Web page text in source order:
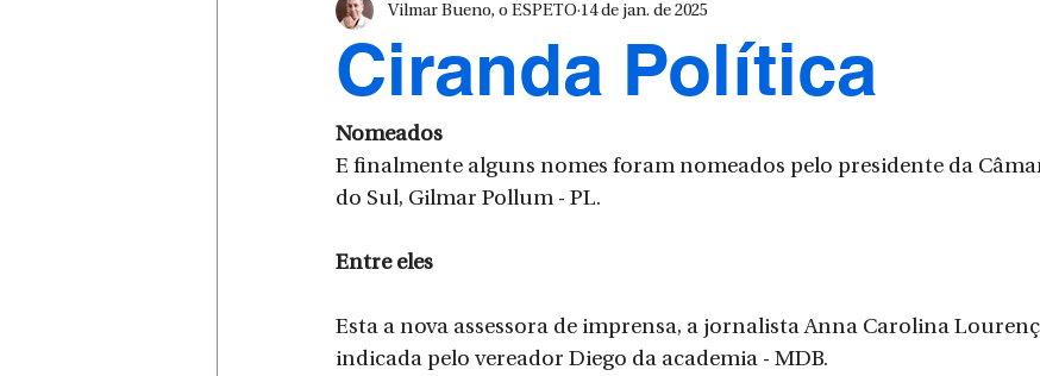
Ciranda Política
Vilmar Bueno, o ESPETO 14 de jan. de 2025
Nomeados
E finalmente alguns nomes foram nomeados pelo presidente da
do Sul, Gilmar Pollum - PL.
Entre eles
Esta a nova assessora de imprensa, a jornalista Anna Carolina
indicada pelo vereador Diego da academia - MDB.